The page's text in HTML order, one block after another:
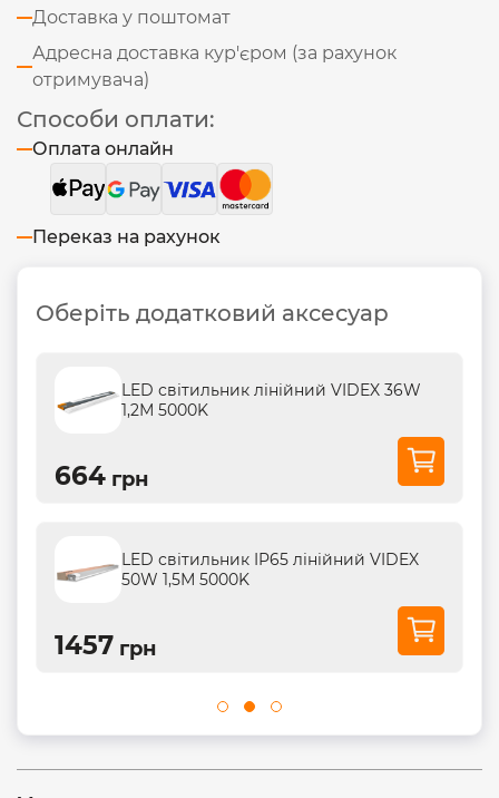
Доставка у поштомат
Адресна доставка кур'єром (за рахунок
отримувача)
Способи оплати:
Оплата онлайн
Переказ на рахунок
Оберіть додатковий аксесуар
LED світильник лінійний VIDEX 36W
1,2М 5000K
664 грн
LED світильник IP65 лінійний VIDEX
50W 1,5М 5000K
1457 грн